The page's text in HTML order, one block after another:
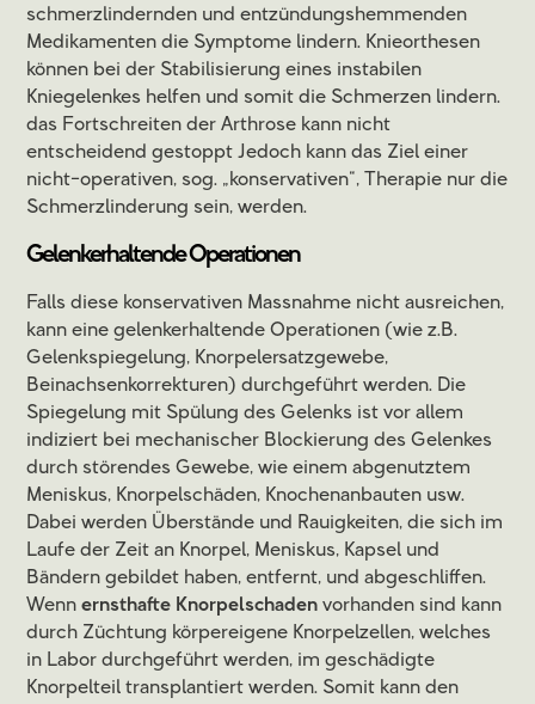
schmerzlindernden und entzündungshemmenden
Medikamenten die Symptome lindern. Knieorthesen
können bei der Stabilisierung eines instabilen
Kniegelenkes helfen und somit die Schmerzen lindern.
das Fortschreiten der Arthrose kann nicht
entscheidend gestoppt Jedoch kann das Ziel einer
nicht-operativen, sog. „konservativen“, Therapie nur die
Schmerzlinderung sein, werden.
Gelenkerhaltende Operationen
Falls diese konservativen Massnahme nicht ausreichen,
kann eine gelenkerhaltende Operationen (wie z.B.
Gelenkspiegelung, Knorpelersatzgewebe,
Beinachsenkorrekturen) durchgeführt werden. Die
Spiegelung mit Spülung des Gelenks ist vor allem
indiziert bei mechanischer Blockierung des Gelenkes
durch störendes Gewebe, wie einem abgenutztem
Meniskus, Knorpelschäden, Knochenanbauten usw.
Dabei werden Überstände und Rauigkeiten, die sich im
Laufe der Zeit an Knorpel, Meniskus, Kapsel und
Bändern gebildet haben, entfernt, und abgeschliffen.
Wennernsthafte Knorpelschaden vorhanden sind kann
durch Züchtung körpereigene Knorpelzellen, welches
in Labor durchgeführt werden, im geschädigte
Knorpelteil transplantiert werden. Somit kann den